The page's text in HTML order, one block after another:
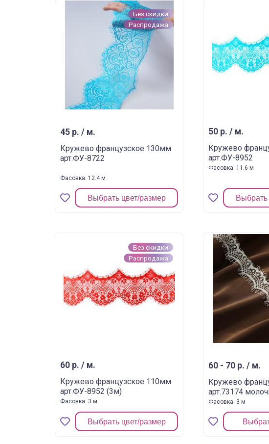
Без скидки
Распродажа
45 р. / м.
Кружево французское 130мм
арт.ФУ-8722
Фасовка: 12.4 м
Выбрать цвет/размер
50 р. / м.
Кружево
арт.ФУ-8952
Фасовка: 11.6 м
Выбрать
Без скидки
Распродажа
60 р. / м.
Кружево французское 110мм
арт.ФУ-8952 (3м)
Фасовка: 3 м
Выбрать цвет/размер
60 - 70 р. / м.
Кружево
арт.73174
Фасовка: 3 м